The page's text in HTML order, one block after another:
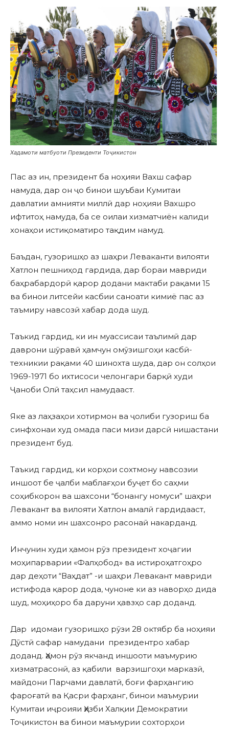
Хадамоти матбуоти Президенти Тоҷикистон
Пас аз ин, президент ба ноҳияи Вахш сафар
намуда, дар он ҷо бинои шуъбаи Кумитаи
давлатии амнияти миллӣ дар ноҳияи Вахшро
ифтитоҳ намуда, ба се оилаи хизматчиён калиди
хонаҳои истиқоматиро тақдим намуд.
Баъдан, гузоришҳо аз шаҳри Леваканти вилояти
Хатлон пешниҳод гардида, дар бораи мавриди
баҳрабардорӣ қарор додани мактаби рақами 15
ва бинои литсейи касбии саноати кимиё пас аз
таъмиру навсозӣ хабар дода шуд.
Таъкид гардид, ки ин муассисаи таълимӣ дар
даврони шӯравӣ ҳамчун омӯзишгоҳи касбӣ-
техникии рақами 40 шинохта шуда, дар он солҳои
1969-1971 бо ихтисоси челонгари барқӣ худи
Ҷаноби Олӣ таҳсил намудааст.
Яке аз лаҳзаҳои хотирмон ва ҷолиби гузориш ба
синфхонаи худ омада паси мизи дарсӣ нишастани
президент буд.
Таъкид гардид, ки корҳои сохтмону навсозии
иншоот бе ҷалби маблағҳои буҷет бо саҳми
соҳибкорон ва шахсони “бонангу номуси” шаҳри
Левакант ва вилояти Хатлон амалӣ гардидааст,
аммо номи ин шахсонро расонаӣ накарданд.
Инчунин худи ҳамон рӯз президент хоҷагии
моҳипарварии «Фалҳобод» ва истироҳатгоҳро
дар деҳоти “Ваҳдат” -и шаҳри Левакант мавриди
истифода қарор дода, чуноне ки аз наворҳо дида
шуд, моҳиҳоро ба даруни ҳавзҳо сар доданд.
Дар идомаи гузоришҳо рӯзи 28 октябр ба ноҳияи
Дӯстӣ сафар намудани президентро хабар
доданд. Ҳамон рӯз якчанд иншооти маъмурию
хизматрасонӣ, аз қабили варзишгоҳи марказӣ,
майдони Парчами давлатӣ, боғи фарҳангию
фароғатӣ ва Қасри фарҳанг, бинои маъмурии
Кумитаи иҷроияи Ҳизби Халқии Демократии
Тоҷикистон ва бинои маъмурии сохторҳои